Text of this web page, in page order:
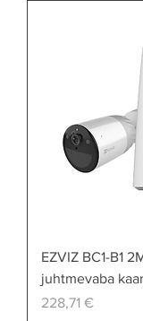
EZVIZ BC1-B1
juhtmevaba
Price
228,71 €